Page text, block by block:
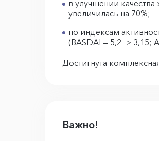
в улучшении
увеличилась на 70%;
по индексам
(BASDAI = 5,2 -> 3,15;
Достигнута
Важно!